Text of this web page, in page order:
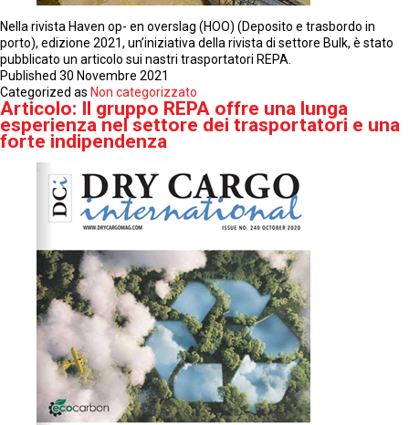
Nella rivista Haven op- en overslag (HOO) (Deposito e trasbordo in
porto), edizione 2021, un’iniziativa della rivista di settore Bulk, è stato
pubblicato un articolo sui nastri trasportatori REPA.
Published 30 Novembre 2021
Categorized as Non categorizzato
Articolo: Il gruppo REPA offre una lunga
esperienza nel settore dei trasportatori e una
forte indipendenza